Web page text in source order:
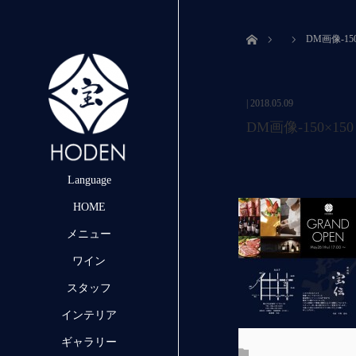
Language
HOME
メニュー
ワイン
スタッフ
インテリア
ギャラリー
ホーム DM画像-
2018.05.09
DM画像-150×150